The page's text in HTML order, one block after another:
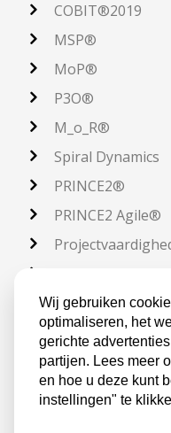
COBIT®2019
MSP®
MoP®
P3O®
M_o_R®
Spiral Dynamics
PRINCE2®
PRINCE2 Agile®
Scrum
WISP®
Wij gebruiken
optimaliseren, het
gerichte
partijen. Lees meer
en hoe u deze kunt
instellingen" te